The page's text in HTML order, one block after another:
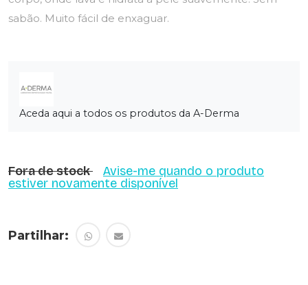
sabão. Muito fácil de enxaguar.
Aceda aqui a todos os produtos da A-Derma
Fora de stock
Avise-me quando o produto
estiver novamente disponível
Partilhar: